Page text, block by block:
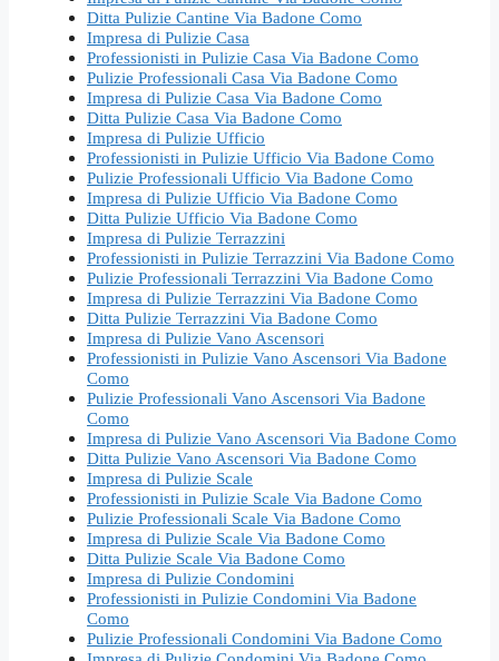
Ditta Pulizie Cantine Via Badone Como
Impresa di Pulizie Casa
Professionisti in Pulizie Casa Via Badone Como
Pulizie Professionali Casa Via Badone Como
Impresa di Pulizie Casa Via Badone Como
Ditta Pulizie Casa Via Badone Como
Impresa di Pulizie Ufficio
Professionisti in Pulizie Ufficio Via Badone Como
Pulizie Professionali Ufficio Via Badone Como
Impresa di Pulizie Ufficio Via Badone Como
Ditta Pulizie Ufficio Via Badone Como
Impresa di Pulizie Terrazzini
Professionisti in Pulizie Terrazzini Via Badone Como
Pulizie Professionali Terrazzini Via Badone Como
Impresa di Pulizie Terrazzini Via Badone Como
Ditta Pulizie Terrazzini Via Badone Como
Impresa di Pulizie Vano Ascensori
Professionisti in Pulizie Vano Ascensori Via Badone
Como
Pulizie Professionali Vano Ascensori Via Badone
Como
Impresa di Pulizie Vano Ascensori Via Badone Como
Ditta Pulizie Vano Ascensori Via Badone Como
Impresa di Pulizie Scale
Professionisti in Pulizie Scale Via Badone Como
Pulizie Professionali Scale Via Badone Como
Impresa di Pulizie Scale Via Badone Como
Ditta Pulizie Scale Via Badone Como
Impresa di Pulizie Condomini
Professionisti in Pulizie Condomini Via Badone
Como
Pulizie Professionali Condomini Via Badone Como